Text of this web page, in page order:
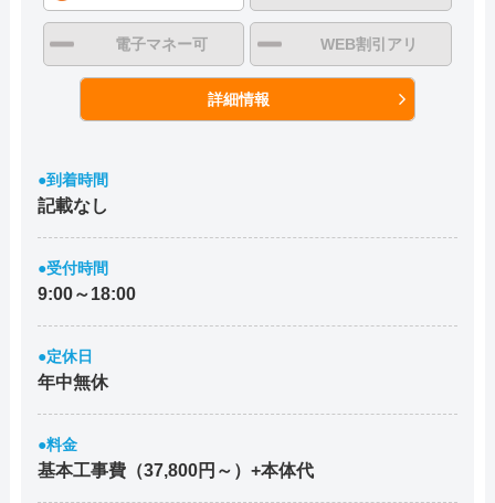
電子マネー可 WEB割引アリ
詳細情報
●到着時間
記載なし
●受付時間
9:00～18:00
●定休日
年中無休
●料金
基本工事費（37,800円～）+本体代